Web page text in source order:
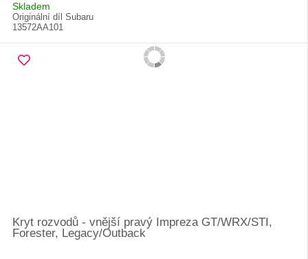
Skladem
Originální díl Subaru
13572AA101
Kryt rozvodů - vnější pravý Impreza GT/WRX/STI,
Forester, Legacy/Outback